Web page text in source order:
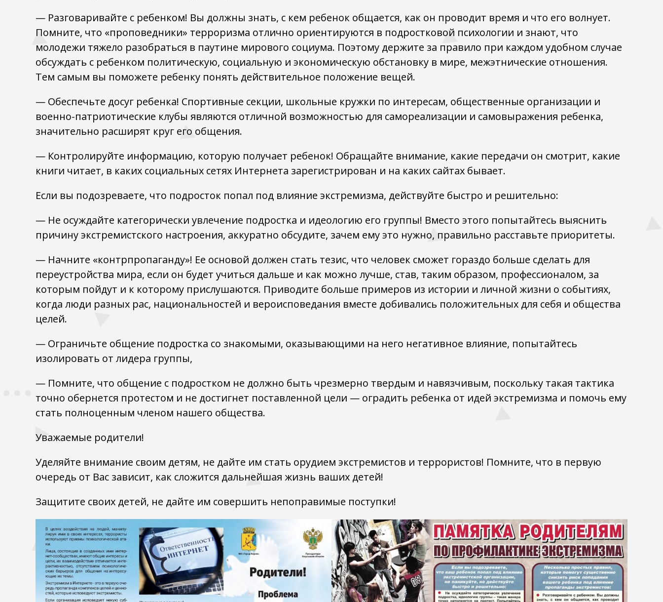
— Разговаривайте с ребенком! Вы должны знать, с кем ребенок общается, как он проводит время и что его волнует.
Помните, что «проповедники» терроризма отлично ориентируются в подростковой психологии и знают, что
молодежи тяжело разобраться в паутине мирового социума. Поэтому держите за правило при каждом удобном случае
обсуждать с ребенком политическую, социальную и экономическую обстановку в мире, межэтнические отношения.
Тем самым вы поможете ребенку понять действительное положение вещей.
— Обеспечьте досуг ребенка! Спортивные секции, школьные кружки по интересам, общественные организации и
военно-патриотические клубы являются отличной возможностью для самореализации и самовыражения ребенка,
значительно расширят круг его общения.
— Контролируйте информацию, которую получает ребенок! Обращайте внимание, какие передачи он смотрит, какие
книги читает, в каких социальных сетях Интернета зарегистрирован и на каких сайтах бывает.
Если вы подозреваете, что подросток попал под влияние экстремизма, действуйте быстро и решительно:
— Не осуждайте категорически увлечение подростка и идеологию его группы! Вместо этого попытайтесь выяснить
причину экстремистского настроения, аккуратно обсудите, зачем ему это нужно, правильно расставьте приоритеты.
— Начните «контрпропаганду»! Ее основой должен стать тезис, что человек сможет гораздо больше сделать для
переустройства мира, если он будет учиться дальше и как можно лучше, став, таким образом, профессионалом, за
которым пойдут и к которому прислушаются. Приводите больше примеров из истории и личной жизни о событиях,
когда люди разных рас, национальностей и вероисповедания вместе добивались положительных для себя и общества
целей.
— Ограничьте общение подростка со знакомыми, оказывающими на него негативное влияние, попытайтесь
изолировать от лидера группы,
— Помните, что общение с подростком не должно быть чрезмерно твердым и навязчивым, поскольку такая тактика
точно обернется протестом и не достигнет поставленной цели — оградить ребенка от идей экстремизма и помочь ему
стать полноценным членом нашего общества.
Уважаемые родители!
Уделяйте внимание своим детям, не дайте им стать орудием экстремистов и террористов! Помните, что в первую
очередь от Вас зависит, как сложится дальнейшая жизнь ваших детей!
Защитите своих детей, не дайте им совершить непоправимые поступки!